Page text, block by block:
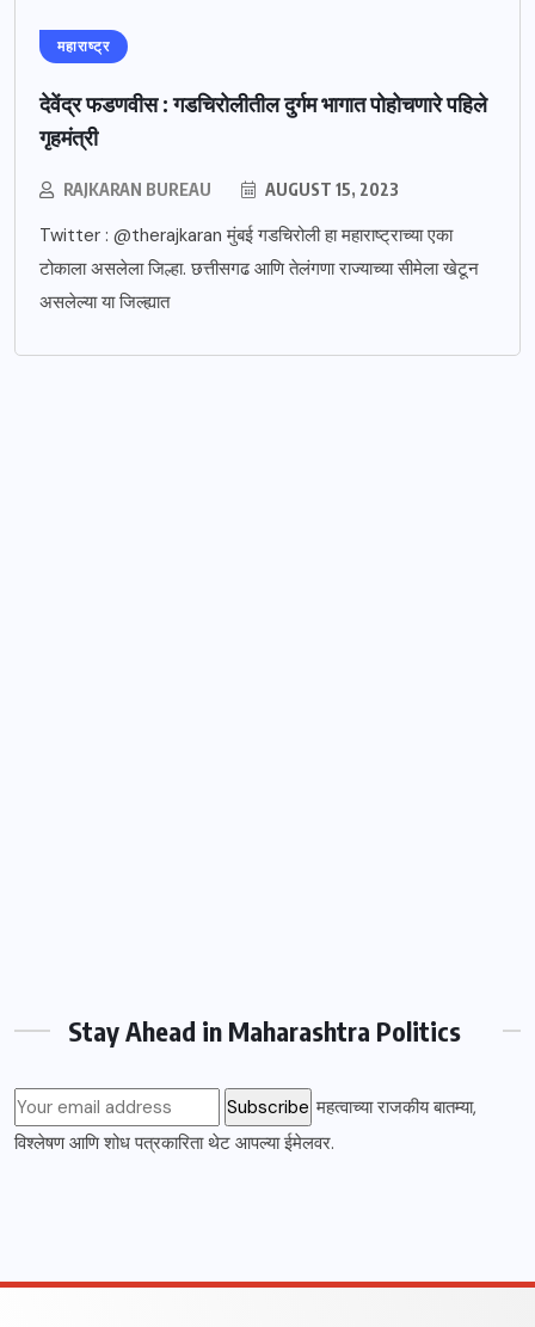
महाराष्ट्र
देवेंद्र फडणवीस : गडचिरोलीतील दुर्गम भागात पोहोचणारे पहिले
गृहमंत्री
RAJKARAN BUREAU AUGUST 15, 2023
Twitter : @therajkaran मुंबई गडचिरोली हा महाराष्ट्राच्या एका
टोकाला असलेला जिल्हा. छत्तीसगढ आणि तेलंगणा राज्याच्या सीमेला खेटून
असलेल्या या जिल्ह्यात
Stay Ahead in Maharashtra Politics
महत्वाच्या राजकीय बातम्या,
विश्लेषण आणि शोध पत्रकारिता थेट आपल्या ईमेलवर.